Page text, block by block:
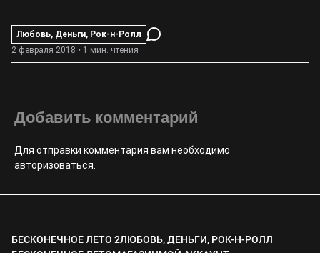
Любовь, Деньги, Рок-н-Ролл
2 февраля 2018 • 1 мин. чтения
Добавить комментарий
Для отправки комментария вам необходимо
авторизоваться
БЕСКОНЕЧНОЕ ЛЕТО 2ЛЮБОВЬ, ДЕНЬГИ, РОК-Н-РОЛЛ